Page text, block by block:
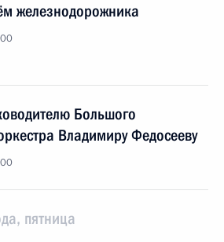
железнодорожника
Большого
Владимиру Федосееву
пятница